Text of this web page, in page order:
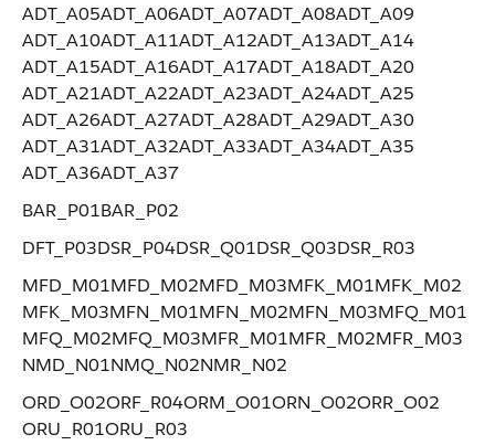
ADT_A05​ ​ADT_A06​ ​ADT_A07​ ​ADT_A08​ ​ADT_A09​ ​
ADT_A10​ ​ADT_A11​ ​ADT_A12​ ​ADT_A13​ ​ADT_A14​ ​
ADT_A15​ ​ADT_A16​ ​ADT_A17​ ​ADT_A18​ ​ADT_A20​ ​
ADT_A21​ ​ADT_A22​ ​ADT_A23​ ​ADT_A24​ ​ADT_A25​ ​
ADT_A26​ ​ADT_A27​ ​ADT_A28​ ​ADT_A29​ ​ADT_A30​ ​
ADT_A31​ ​ADT_A32​ ​ADT_A33​ ​ADT_A34​ ​ADT_A35​ ​
ADT_A36​ ​ADT_A37
BAR_P01​ ​BAR_P02
DFT_P03​ ​DSR_P04​ ​DSR_Q01​ ​DSR_Q03​ ​DSR_R03
MFD_M01​ ​MFD_M02​ ​MFD_M03​ ​MFK_M01​ ​MFK_M02​ ​
MFK_M03​ ​MFN_M01​ ​MFN_M02​ ​MFN_M03​ ​MFQ_M01​ ​
MFQ_M02​ ​MFQ_M03​ ​MFR_M01​ ​MFR_M02​ ​MFR_M03​ ​
NMD_N01​ ​NMQ_N02​ ​NMR_N02
ORD_O02​ ​ORF_R04​ ​ORM_O01​ ​ORN_O02​ ​ORR_O02​ ​
ORU_R01​ ​ORU_R03